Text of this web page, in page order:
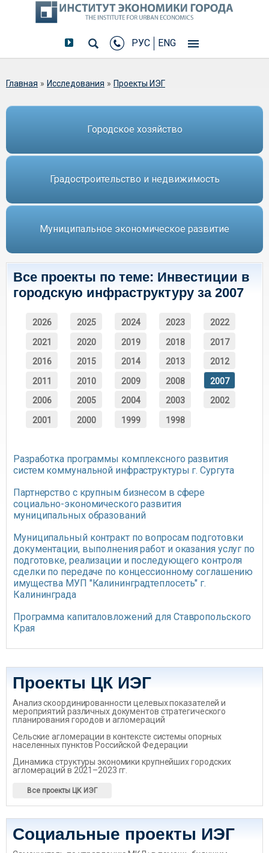
РУС ENG
Вы здесь
Главная » Исследования » Проекты ИЭГ
Городское хозяйство
Градостроительство и недвижимость
Муниципальное экономическое развитие
Все проекты по теме: Инвестиции в
городскую инфраструктуру за 2007
2026 2025 2024 2023 2022
2021 2020 2019 2018 2017
2016 2015 2014 2013 2012
2011 2010 2009 2008 2007
2006 2005 2004 2003 2002
2001 2000 1999 1998
Разработка программы комплексного развития
систем коммунальной инфраструктуры г. Сургута
Партнерство с крупным бизнесом в сфере
социально-экономического развития
муниципальных образований
Муниципальный контракт по вопросам подготовки
документации, выполнения работ и оказания услуг по
подготовке, реализации и последующего контроля
сделки по передаче по концессионному соглашению
имущества МУП "Калининградтеплосеть" г.
Калининграда
Программа капиталовложений для Ставропольского
Края
Проекты ЦК ИЭГ
Анализ скоординированности целевых показателей и
мероприятий различных документов стратегического
планирования городов и агломераций
Сельские агломерации в контексте системы опорных
населенных пунктов Российской Федерации
Динамика структуры экономики крупнейших городских
агломераций в 2021–2023 гг.
Все проекты ЦК ИЭГ
Социальные проекты ИЭГ